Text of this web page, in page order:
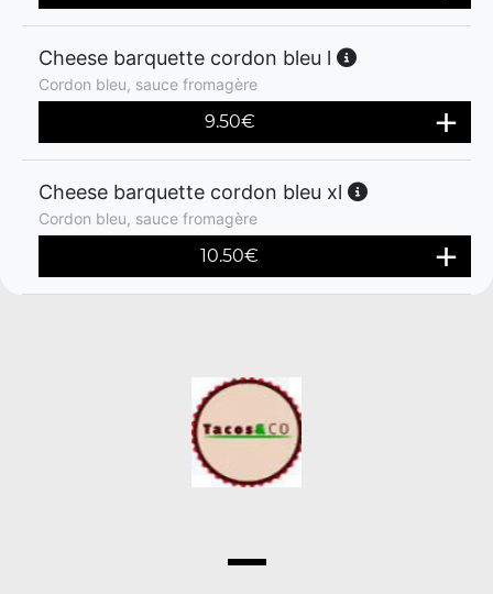
Cheese barquette cordon bleu l
Cordon bleu, sauce fromagère
9.50€
Cheese barquette cordon bleu xl
Cordon bleu, sauce fromagère
10.50€